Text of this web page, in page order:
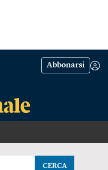
Abbonarsi
CERCA